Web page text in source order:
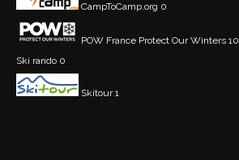
CampToCamp.org 0
POW France Protect Our Winters 10
Ski rando 0
Skitour1